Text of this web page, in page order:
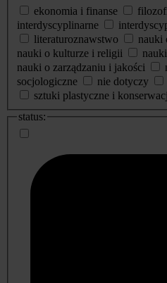
ekonomia i finanse
interdyscyplinarne
literaturoznawstwo
nauki
nauki o kulturze i religii
nauki o zarządzaniu i jakości
socjologiczne
nie dotyczy
sztuki plastyczne i
status: